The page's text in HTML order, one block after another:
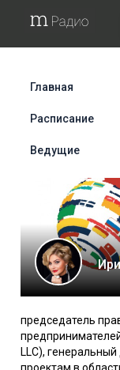
Главная
Расписание
Ведущие
председатель
LLC),